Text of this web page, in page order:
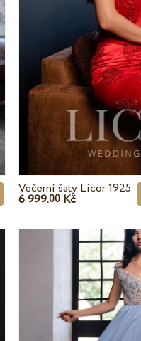
Večerní šaty Licor 1925
6 999.00Kč